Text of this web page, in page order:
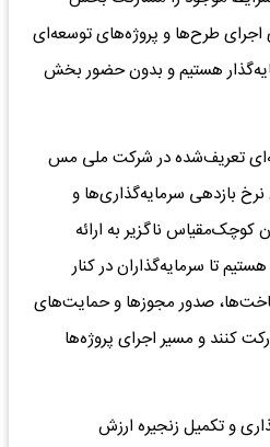
طرح‌ها و پروژه‌های توسعه‌ای
هستیم و بدون حضور بخش
پروژه توسعه‌ای تعریف‌شده در شرکت ملی مس
بازدهی سرمایه‌گذاری‌ها و
کوچک‌مقیاس ناگزیر به ارائه
تا سرمایه‌گذاران در کنار
صدور مجوزها و حمایت‌های
کنند و مسیر اجرای پروژه‌ها
و تکمیل زنجیره ارزش